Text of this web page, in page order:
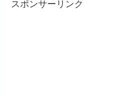
スポンサーリンク